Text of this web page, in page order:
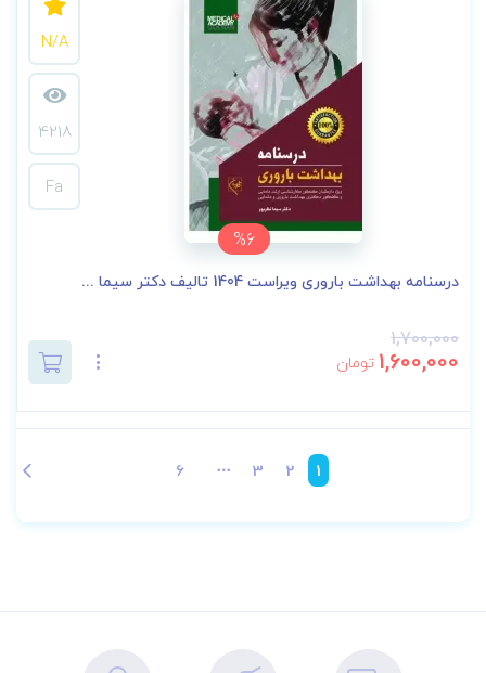
%6
N/A
4218
Fa
درسنامه بهداشت باروری ویراست 1404 تالیف دکتر سیما ...
1,700,000
1,600,000 تومان
1
2
3
6